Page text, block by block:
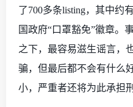
了700多条listing，其中约
国政府“口罩豁免”徽章。
之下，最容易滋生谣言，
骗，但最后都不会有什么
小，严重者还将为此承担